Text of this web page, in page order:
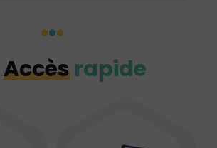
1 2 3
Accèsrapide